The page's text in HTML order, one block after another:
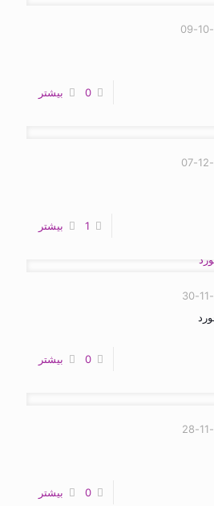
0 بیشتر
1 بیشتر
0 بیشتر
0 بیشتر